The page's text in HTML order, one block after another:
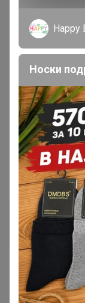
Мы уже
Извините
Happy
Носки